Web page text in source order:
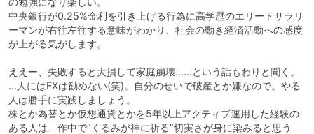
中央銀行が0.25%金利を引き上げる行為に高学歴のエリートサラリ
ーマンが右往左往する意味がわかり、社会の動き経済活動への感度
が上がる気がします。
ええー、失敗すると大損して家庭崩壊……という話もわりと聞く。
…人にはFXは勧めない(笑)。自分のせいで破産とか嫌なので。やる
人は勝手に実践しましょう。
株とか為替とか仮想通貨とかを5年以上アクティブ運用した経験の
ある人は、作中で”くるみが神に祈る”切実さが身に染みると思う